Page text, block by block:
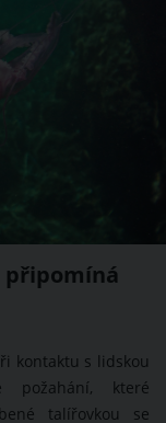
připomíná
kontaktu s lidskou
požahání, které
talířovkou se